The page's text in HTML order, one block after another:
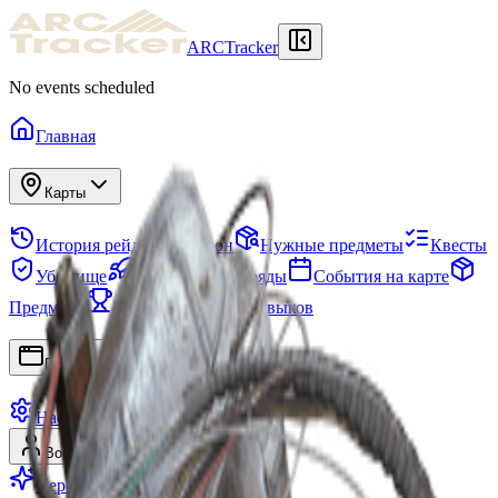
ARCTracker
No events scheduled
Главная
Карты
История рейдов Схрон Нужные предметы
Квесты
Убежище
Проекты Отряды
События на карте
Предметы
Сезоны Древо навыков
Приложения
Настройки
Войти Регистрация
Перейти на Premium